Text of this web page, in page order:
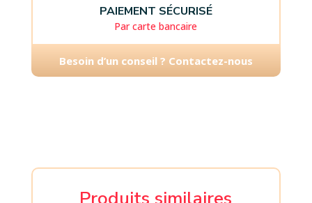
PAIEMENT SÉCURISÉ
Par carte bancaire
Besoin d’un conseil ? Contactez-nous